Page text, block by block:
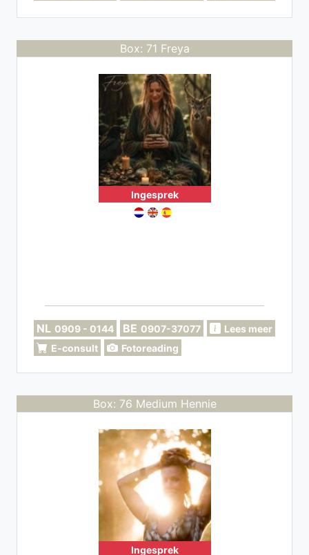
Box: 71 Freya
Ingesprek
NL 0909 - 0144 BE 0907-37077
Lees meer
E-consult
Fotoreading
Box: 76 Medium Hennie
Ingesprek